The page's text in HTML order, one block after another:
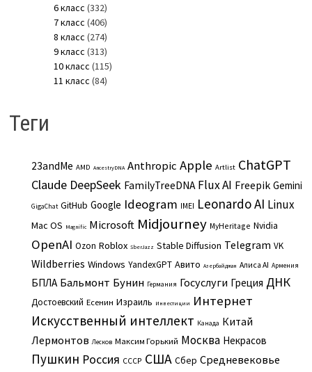
6 класс (332)
7 класс (406)
8 класс (274)
9 класс (313)
10 класс (115)
11 класс (84)
Теги
23andMe AMD AncestryDNA Anthropic Apple Artlist ChatGPT
Claude DeepSeek FamilyTreeDNA Flux AI Freepik Gemini
GigaChat GitHub Google Ideogram IMEI Leonardo AI Linux
Mac OS Magnific Microsoft Midjourney MyHeritage Nvidia
OpenAI Ozon Roblox SberJazz Stable Diffusion Telegram VK
Wildberries Windows YandexGPT Авито Азербайджан Алиса AI Армения
БПЛА Бальмонт Бунин Германия Госуслуги Греция ДНК
Достоевский Есенин Израиль Инвестиции Интернет
Искусственный интеллект Канада Китай
Лермонтов Лесков Максим Горький Москва Некрасов
Пушкин Россия СССР США Сбер Средневековье